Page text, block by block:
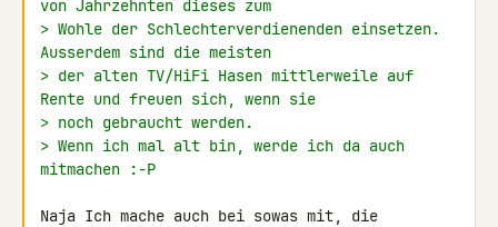
von Jahrzehnten dieses zum
> Wohle der Schlechterverdienenden einsetzen.
Ausserdem sind die meisten
> der alten TV/HiFi Hasen mittlerweile auf
Rente und freuen sich, wenn sie
> noch gebraucht werden.
> Wenn ich mal alt bin, werde ich da auch
mitmachen :-P
Naja Ich mache auch bei sowas mit, die